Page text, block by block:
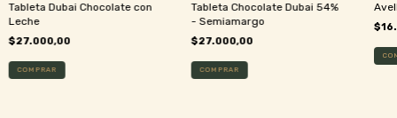
Tableta Dubai Chocolate con
Leche
$27.000,00
Tableta Chocolate Dubai 54%
- Semiamargo
$27.000,00